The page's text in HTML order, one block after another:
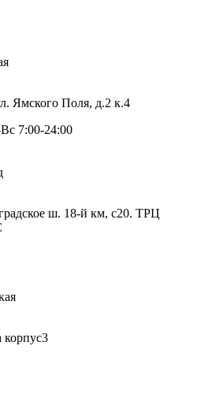
Ямского Поля, д.2 к.4
7:00-24:00
ш. 18-й км, с20. ТРЦ
корпус3